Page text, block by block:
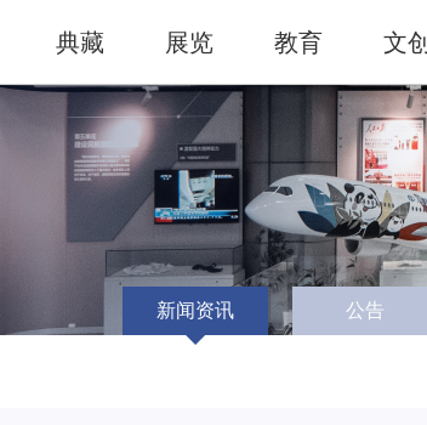
典藏 展览 教育 文创
新闻资讯 公告